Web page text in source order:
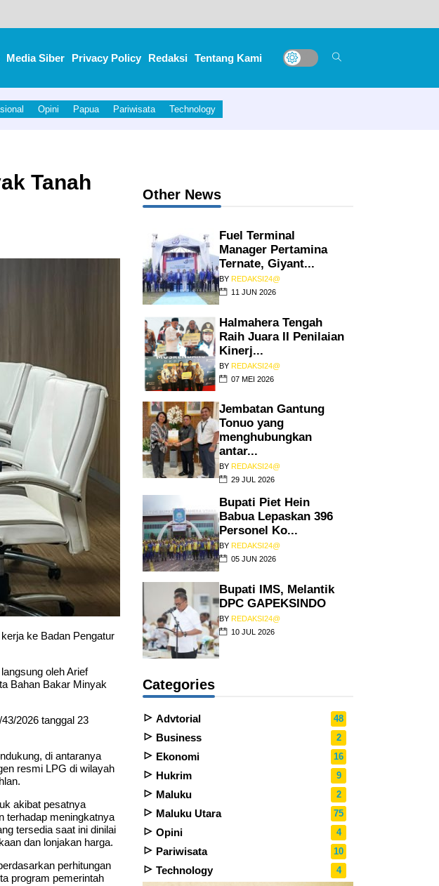
Olahraga Daerah
Media Siber Privacy Policy Redaksi Tentang Kami
Opini Papua Pariwisata Technology
Tanah
ke Badan Pengatur
oleh Arief
Bahan Bakar Minyak
2026 tanggal 23
di antaranya
resmi LPG di wilayah
akibat pesatnya
terhadap meningkatnya
tersedia saat ini dinilai
dan lonjakan harga.
perhitungan
program pemerintah
Other News
Fuel Terminal
Manager Pertamina
Ternate, Giyant...
BY REDAKSI24@
11 JUN 2026
Halmahera Tengah
Raih Juara II Penilaian
Kinerj...
BY REDAKSI24@
07 MEI 2026
Jembatan Gantung
Tonuo yang
menghubungkan
antar...
BY REDAKSI24@
29 JUL 2026
Bupati Piet Hein
Babua Lepaskan 396
Personel Ko...
BY REDAKSI24@
05 JUN 2026
Bupati IMS, Melantik
DPC GAPEKSINDO
BY REDAKSI24@
10 JUL 2026
Categories
Advtorial 48
Business 2
Ekonomi 16
Hukrim 9
Maluku 2
Maluku Utara 75
Opini 4
Pariwisata 10
Technology 4